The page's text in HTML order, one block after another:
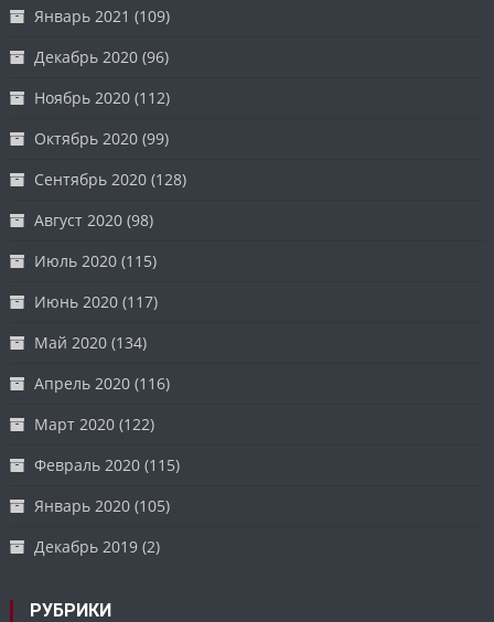
Январь 2021 (109)
Декабрь 2020 (96)
Ноябрь 2020 (112)
Октябрь 2020 (99)
Сентябрь 2020 (128)
Август 2020 (98)
Июль 2020 (115)
Июнь 2020 (117)
Май 2020 (134)
Апрель 2020 (116)
Март 2020 (122)
Февраль 2020 (115)
Январь 2020 (105)
Декабрь 2019 (2)
РУБРИКИ